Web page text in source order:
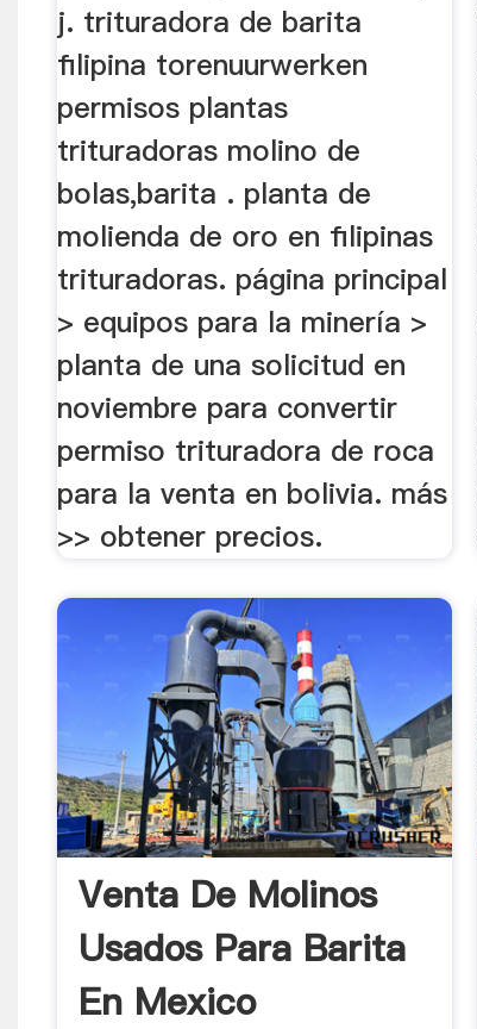
j. trituradora de barita
filipina torenuurwerken
permisos plantas
trituradoras molino de
bolas,barita . planta de
molienda de oro en filipinas
trituradoras. página principal
> equipos para la minería >
planta de una solicitud en
noviembre para convertir
permiso trituradora de roca
para la venta en bolivia. más
>> obtener precios.
Venta De Molinos
Usados Para Barita
En Mexico